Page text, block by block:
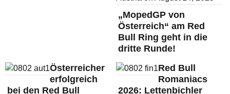
„MopedGP von
Österreich“ am Red
Bull Ring geht in die
dritte Runde!
Österreicher
erfolgreich
bei den Red Bull
Red Bull
Romaniacs
2026: Lettenbichler